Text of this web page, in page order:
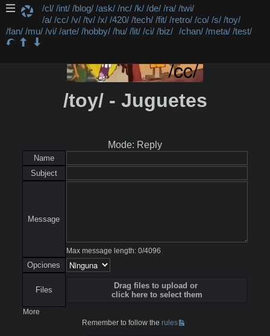
/cl/ /int/ /blog/ /ask/ /nc/ /k/ /de/ /ra/ /twi/
/a/ /cc/ /v/ /tv/ /x/ /420/ /tech/ /fit/ /retro/ /co/ /s/ /toy/
/fan/ /mu/ /vi/ /arte/ /hobby/ /hu/ /lit/ /ci/ /biz/ /chan/ /meta/ /test/
/toy/ - Juguetes
Mode: Reply
Name
Subject
Message
Max message length: 0/4096
Opciones
Files
Drag files to upload or
click here to select them
More
Remember to follow therules